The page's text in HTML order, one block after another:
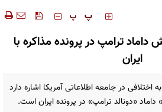
‍‍‍ پ پ
ترامپ در پرونده مذاکره با
ایران
اختلافی در جامعه اطلاعاتی آمریکا اشاره دارد
«دونالد ترامپ» در پرونده ایران است.